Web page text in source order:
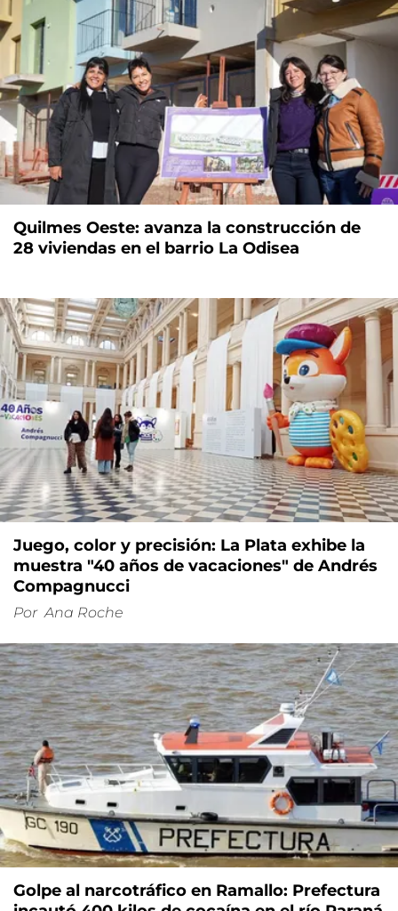
Quilmes Oeste: avanza la construcción de
28 viviendas en el barrio La Odisea
Juego, color y precisión: La Plata exhibe la
muestra "40 años de vacaciones" de Andrés
Compagnucci
Por Ana Roche
Golpe al narcotráfico en Ramallo: Prefectura